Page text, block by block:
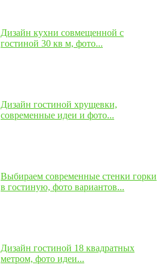
Дизайн кухни совмещенной с
гостиной 30 кв м, фото...
Дизайн гостиной хрущевки,
современные идеи и фото...
Выбираем современные стенки горки
в гостиную, фото вариантов...
Дизайн гостиной 18 квадратных
метром, фото идеи...